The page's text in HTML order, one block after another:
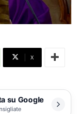
X
su Google